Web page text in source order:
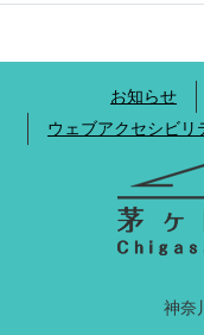
お知らせ
ウェブアクセシビリ
神奈